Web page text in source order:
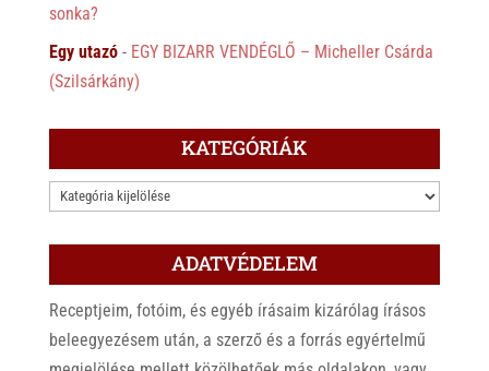
sonka?
Egy utazó- EGY BIZARR VENDÉGLŐ – Micheller Csárda
(Szilsárkány)
KATEGÓRIÁK
KATEGÓRIÁK
ADATVÉDELEM
Receptjeim, fotóim, és egyéb írásaim kizárólag írásos
beleegyezésem után, a szerző és a forrás egyértelmű